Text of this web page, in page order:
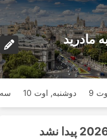
مادرید
9 دوشنبه, اوت 10